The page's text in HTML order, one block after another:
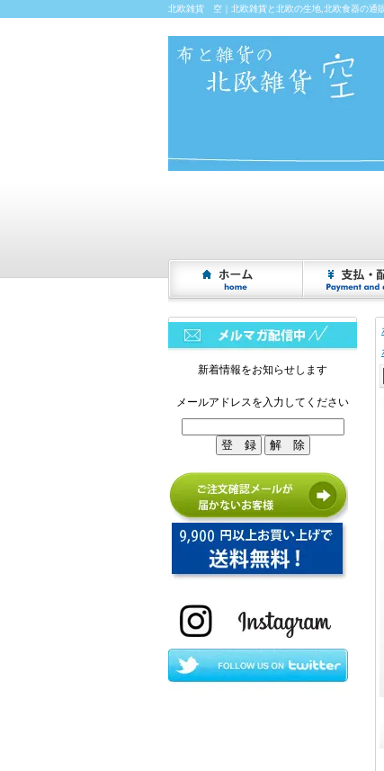
北欧雑貨 空｜北欧雑貨と北欧の生地,北欧食器の通
新着情報をお知らせします
メールアドレスを入力してください